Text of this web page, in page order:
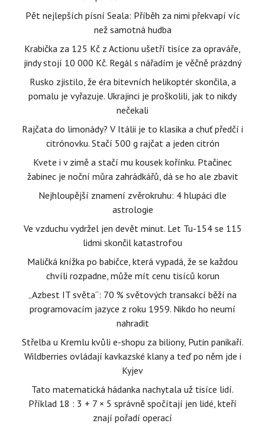
Pět nejlepších písní Seala: Příběh za nimi překvapí víc
než samotná hudba
Krabička za 125 Kč z Actionu ušetří tisíce za opraváře,
jindy stojí 10 000 Kč. Regál s nářadím je věčně prázdný
Rusko zjistilo, že éra bitevních helikoptér skončila, a
pomalu je vyřazuje. Ukrajinci je proškolili, jak to nikdy
nečekali
Rajčata do limonády? V Itálii je to klasika a chuť předčí i
citrónovku. Stačí 500 g rajčat a jeden citrón
Kvete i v zimě a stačí mu kousek kořínku. Ptačinec
žabinec je noční můra zahrádkářů, dá se ho ale zbavit
Nejhloupější znamení zvěrokruhu: 4 hlupáci dle
astrologie
Ve vzduchu vydržel jen devět minut. Let Tu-154 se 115
lidmi skončil katastrofou
Maličká knížka po babičce, která vypadá, že se každou
chvíli rozpadne, může mít cenu tisíců korun
„Azbest IT světa“: 70 % světových transakcí běží na
programovacím jazyce z roku 1959. Nikdo ho neumí
nahradit
Střelba u Kremlu kvůli e-shopu za biliony, Putin panikaří.
Wildberries ovládají kavkazské klany a teď po něm jde i
Kyjev
Tato matematická hádanka nachytala už tisíce lidí.
Příklad 18 : 3 + 7 × 5 správně spočítají jen lidé, kteří
znají pořadí operací